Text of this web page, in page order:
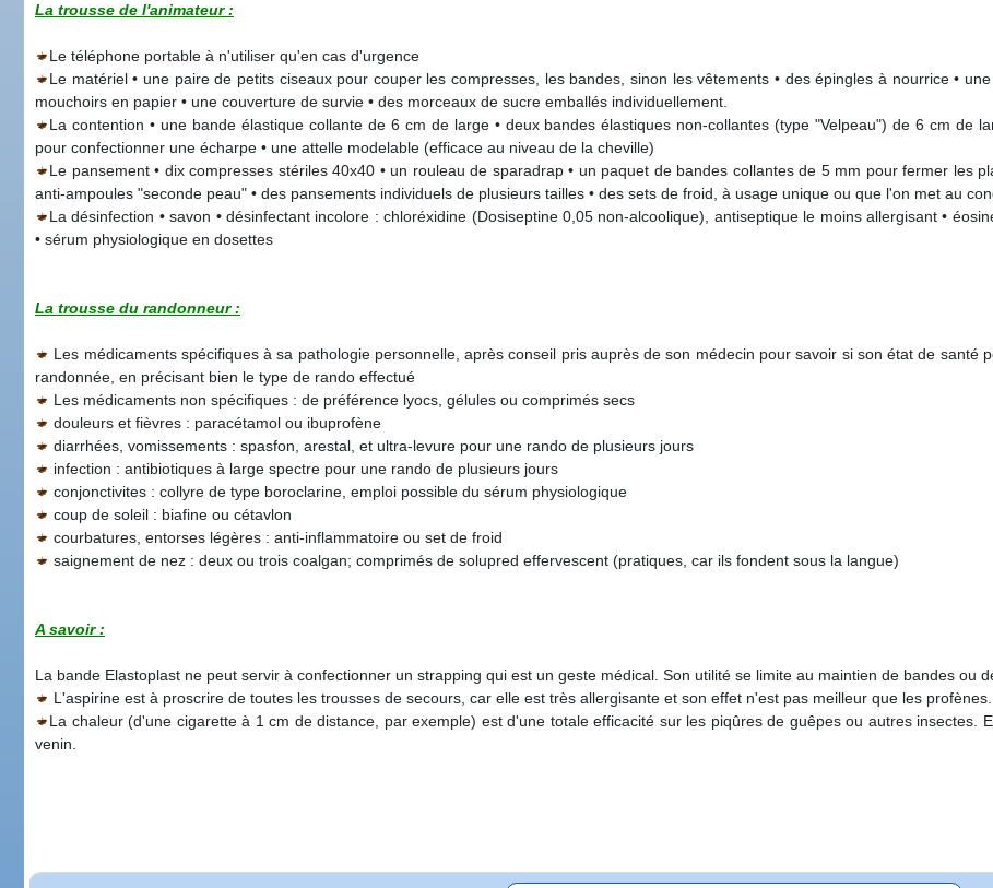
La trousse de l'animateur :
Le téléphone portable à n'utiliser qu'en cas d'urgence
Le matériel • une paire de petits ciseaux pour couper les compresses, les bandes, sinon les vêtements • des épingles à nourrice •
mouchoirs en papier • une couverture de survie • des morceaux de sucre emballés individuellement.
La contention • une bande élastique collante de 6 cm de large • deux bandes élastiques non-collantes (type "Velpeau") de 6 cm de
pour confectionner une écharpe • une attelle modelable (efficace au niveau de la cheville)
Le pansement • dix compresses stériles 40x40 • un rouleau de sparadrap • un paquet de bandes collantes de 5 mm pour fermer les
anti-ampoules "seconde peau" • des pansements individuels de plusieurs tailles • des sets de froid, à usage unique ou que l'on met au
La désinfection • savon • désinfectant incolore : chloréxidine (Dosiseptine 0,05 non-alcoolique), antiseptique le moins allergisant •
• sérum physiologique en dosettes
La trousse du randonneur :
Les médicaments spécifiques à sa pathologie personnelle, après conseil pris auprès de son médecin pour savoir si son état de santé
randonnée, en précisant bien le type de rando effectué
Les médicaments non spécifiques : de préférence lyocs, gélules ou comprimés secs
douleurs et fièvres : paracétamol ou ibuprofène
diarrhées, vomissements : spasfon, arestal, et ultra-levure pour une rando de plusieurs jours
infection : antibiotiques à large spectre pour une rando de plusieurs jours
conjonctivites : collyre de type boroclarine, emploi possible du sérum physiologique
coup de soleil : biafine ou cétavlon
courbatures, entorses légères : anti-inflammatoire ou set de froid
saignement de nez : deux ou trois coalgan; comprimés de solupred effervescent (pratiques, car ils fondent sous la langue)
A savoir :
La bande Elastoplast ne peut servir à confectionner un strapping qui est un geste médical. Son utilité se limite au maintien de bandes ou
L'aspirine est à proscrire de toutes les trousses de secours, car elle est très allergisante et son effet n'est pas meilleur que les profènes.
La chaleur (d'une cigarette à 1 cm de distance, par exemple) est d'une totale efficacité sur les piqûres de guêpes ou autres insectes.
venin.